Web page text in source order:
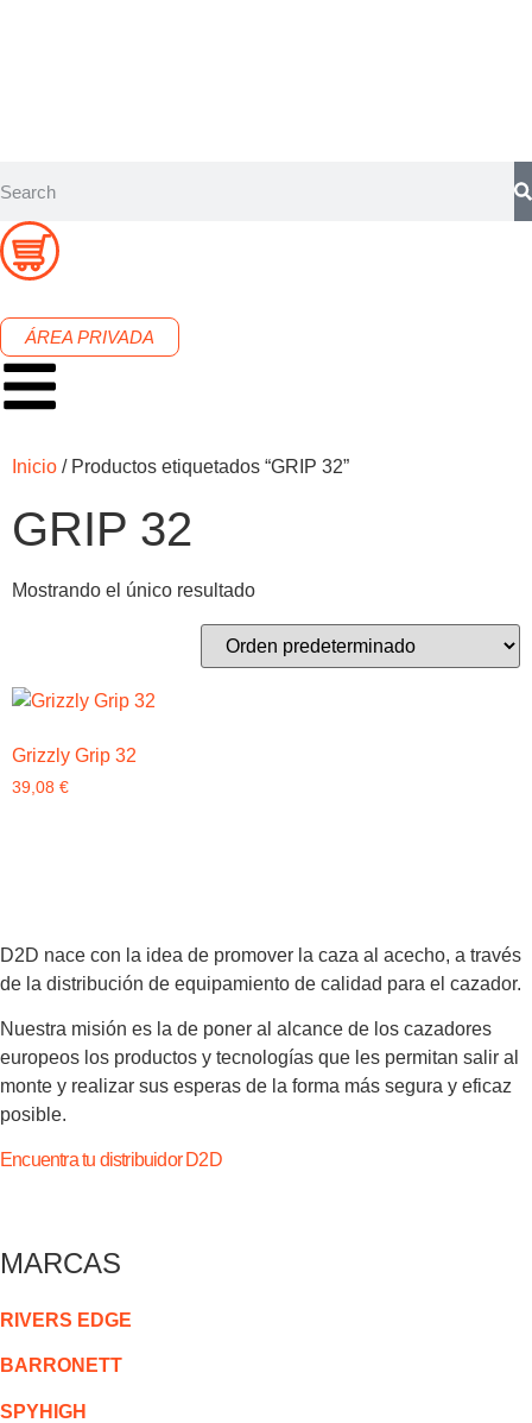
ÁREA PRIVADA
Inicio / Productos etiquetados “GRIP 32”
GRIP 32
Mostrando el único resultado
Grizzly Grip 32
39,08 €
D2D nace con la idea de promover la caza al acecho, a través
de la distribución de equipamiento de calidad para el cazador.
Nuestra misión es la de poner al alcance de los cazadores
europeos los productos y tecnologías que les permitan salir al
monte y realizar sus esperas de la forma más segura y eficaz
posible.
Encuentra tu distribuidor D2D
MARCAS
RIVERS EDGE
BARRONETT
SPYHIGH